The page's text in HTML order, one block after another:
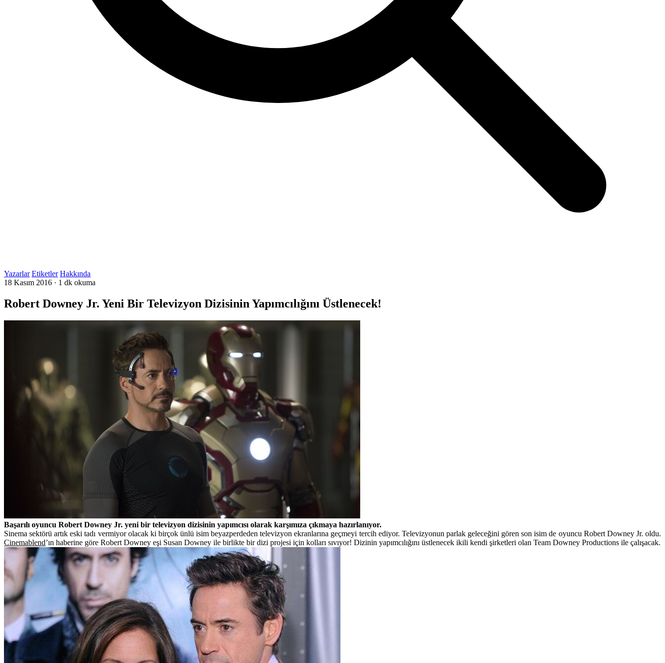
Yazarlar Etiketler Hakkında
18 Kasım 2016 · 1 dk okuma
Robert Downey Jr. Yeni Bir Televizyon Dizisinin Yapımcılığını Üstlenecek!
Başarılı oyuncu Robert Downey Jr. yeni bir televizyon dizisinin yapımcısı olarak karşımıza çıkmaya hazırlanıyor.
Sinema sektörü artık eski tadı vermiyor olacak ki birçok ünlü isim beyazperdeden televizyon ekranlarına geçmeyi tercih ediyor. Televizyonun parlak geleceğini gören son isim de oyuncu Robert Downey Jr. oldu.
Cinemablend’ın haberine göre Robert Downey eşi Susan Downey ile birlikte bir dizi projesi için kolları sıvıyor! Dizinin yapımcılığını üstlenecek ikili kendi şirketleri olan Team Downey Productions ile çalışacak.